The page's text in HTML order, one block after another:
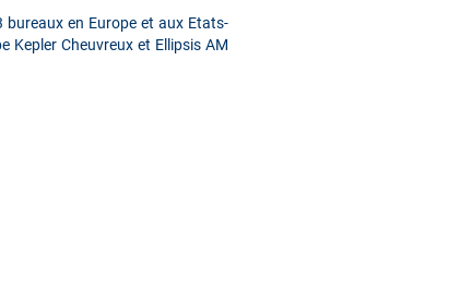
bureaux en Europe et aux Etats-
Kepler Cheuvreux et Ellipsis AM